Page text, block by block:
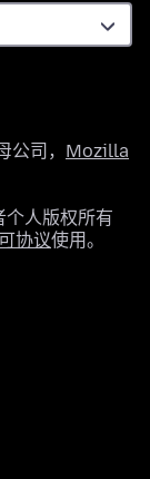
公司， Mozilla
人版权所有
协议使用。